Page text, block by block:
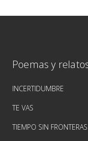
Poemas y
INCERTIDUMBRE
TE VAS
TIEMPO SIN FRONTERAS